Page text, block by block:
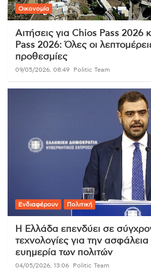
Οικονομία
Αιτήσεις για Chios Pass 2026
Pass 2026: Όλες οι
προθεσμίες
09/05/2026, 08:49 Politic Team
Ενδιαφέρουν Πολιτική
Η Ελλάδα επενδύει σε
τεχνολογίες για την ασφάλεια
ευημερία των πολιτών
04/05/2026, 13:06 Politic Team